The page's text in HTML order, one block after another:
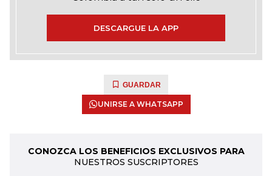
DESCARGUE LA APP
GUARDAR
UNIRSE A WHATSAPP
CONOZCA LOS BENEFICIOS EXCLUSIVOS PARA
NUESTROS SUSCRIPTORES